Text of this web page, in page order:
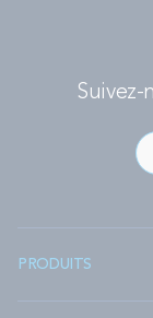
Suivez-
PRODUITS